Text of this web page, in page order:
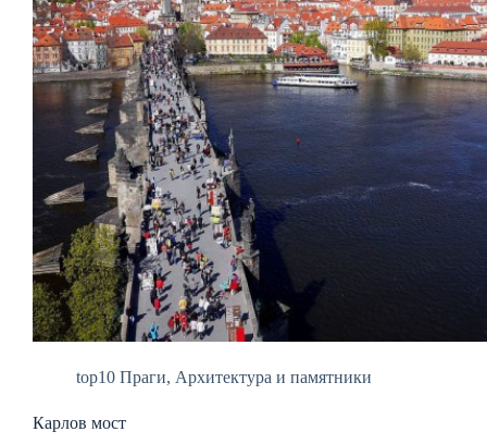
top10 Праги, Архитектура и памятники
Карлов мост